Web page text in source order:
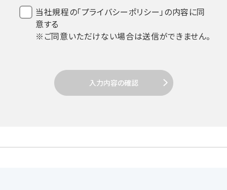
当社は、個人情報を取扱うにあたり、個人
当社規程の「プライバシーポリシー」の内容に同
意する
※ご同意いただけない場合は送信ができません。
入力内容の確認